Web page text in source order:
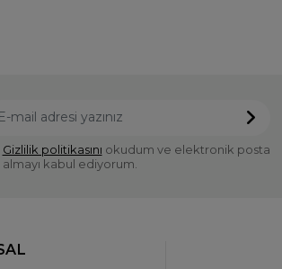
Gizlilik politikasını okudum ve elektronik posta
almayı kabul ediyorum.